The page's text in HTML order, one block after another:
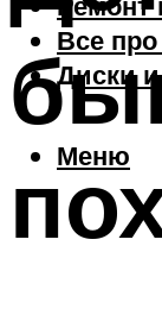
Все
Диски
Меню